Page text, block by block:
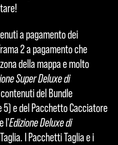
a pagamento dei
2 a pagamento che
della mappa e molto
Super Deluxe di
del Bundle
5) e del Pacchetto Cacciatore
l'Edizione Deluxe di
I Pacchetti Taglia e i